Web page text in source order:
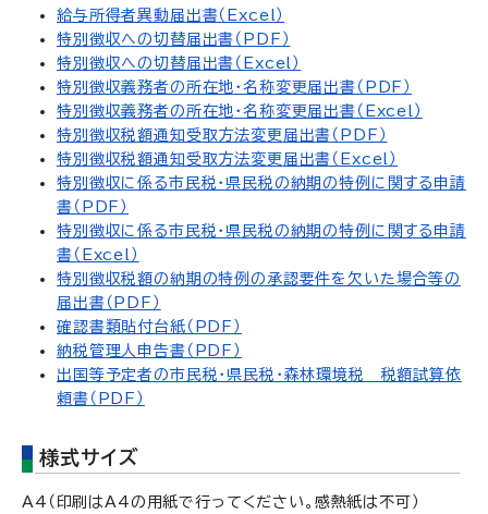
給与所得者異動届出書（Excel）
特別徴収への切替届出書（PDF）
特別徴収への切替届出書（Excel）
特別徴収義務者の所在地・名称変更届出書（PDF）
特別徴収義務者の所在地・名称変更届出書（Excel）
特別徴収税額通知受取方法変更届出書（PDF）
特別徴収税額通知受取方法変更届出書（Excel）
特別徴収に係る市民税・県民税の納期の特例に関する申請
書（PDF）
特別徴収に係る市民税・県民税の納期の特例に関する申請
書（Excel）
特別徴収税額の納期の特例の承認要件を欠いた場合等の
届出書（PDF）
確認書類貼付台紙（PDF）
納税管理人申告書（PDF）
出国等予定者の市民税・県民税・森林環境税 税額試算依
頼書（PDF）
様式サイズ
A4（印刷はA4の用紙で行ってください。感熱紙は不可）